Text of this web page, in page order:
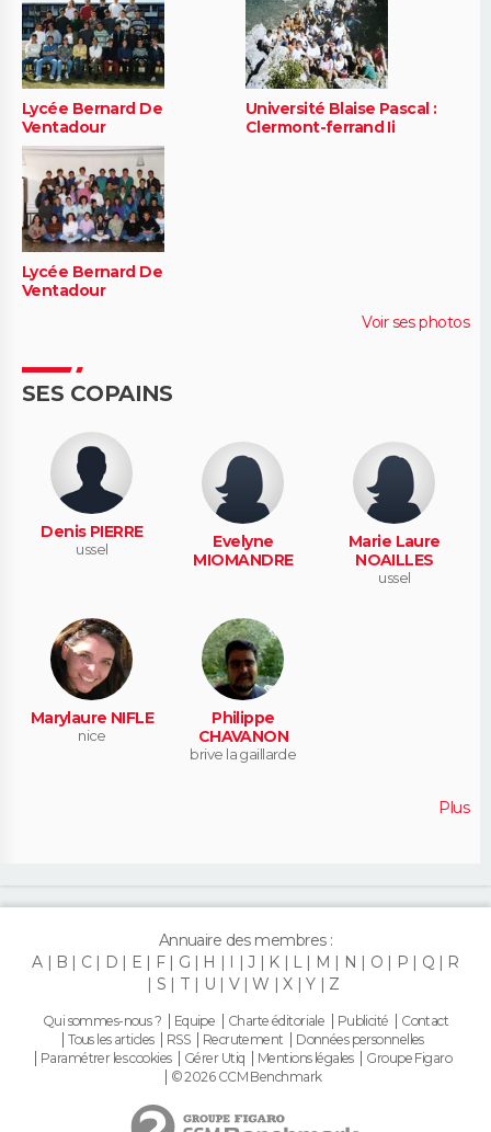
Lycée Bernard De
Ventadour
Université Blaise Pascal :
Clermont-ferrand Ii
Lycée Bernard De
Ventadour
Voir ses photos
SES COPAINS
Denis PIERRE
ussel
Evelyne
MIOMANDRE
Marie Laure
NOAILLES
ussel
Marylaure NIFLE
nice
Philippe
CHAVANON
brive la gaillarde
Plus
Annuaire des membres :
A
B C D E F G H I J K L M N O P Q
R
S
T U V W X Y Z
Qui sommes-nous ? Equipe Charte éditoriale Publicité
Contact
Tous les articles
RSS Recrutement
Données personnelles
Paramétrer les cookies
Gérer Utiq Mentions légales
Groupe Figaro
© 2026 CCM Benchmark